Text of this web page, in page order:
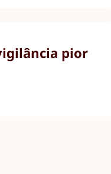
pior